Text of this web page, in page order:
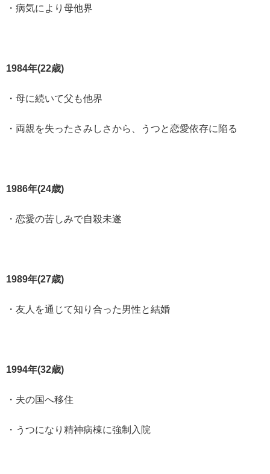
・病気により母他界
1984年(22歳)
・母に続いて父も他界
・両親を失ったさみしさから、うつと恋愛依存に陥る
1986年(24歳)
・恋愛の苦しみで自殺未遂
1989年(27歳)
・友人を通じて知り合った男性と結婚
1994年(32歳)
・夫の国へ移住
・うつになり精神病棟に強制入院